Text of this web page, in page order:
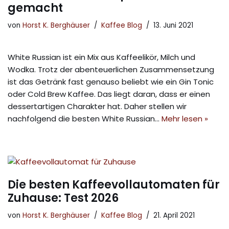
gemacht
von Horst K. Berghäuser Kaffee Blog 13. Juni 2021
White Russian ist ein Mix aus Kaffeelikör, Milch und
Wodka. Trotz der abenteuerlichen Zusammensetzung
ist das Getränk fast genauso beliebt wie ein Gin Tonic
oder Cold Brew Kaffee. Das liegt daran, dass er einen
dessertartigen Charakter hat. Daher stellen wir
nachfolgend die besten White Russian… Mehr lesen »
Die besten Kaffeevollautomaten für
Zuhause: Test 2026
von Horst K. Berghäuser Kaffee Blog 21. April 2021